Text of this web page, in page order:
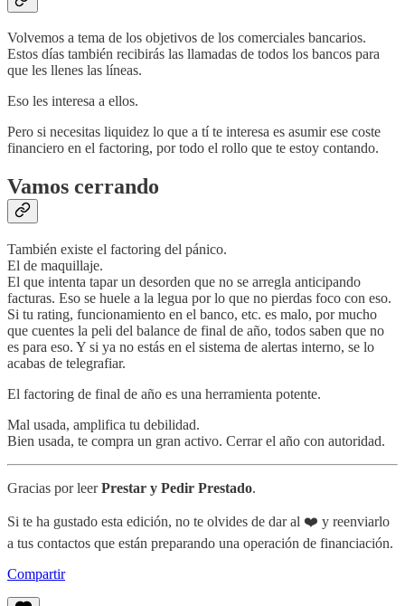
Volvemos a tema de los objetivos de los comerciales bancarios.
Estos días también recibirás las llamadas de todos los bancos para
que les llenes las líneas.
Eso les interesa a ellos.
Pero si necesitas liquidez lo que a tí te interesa es asumir ese coste
financiero en el factoring, por todo el rollo que te estoy contando.
Vamos cerrando
También existe el factoring del pánico.
El de maquillaje.
El que intenta tapar un desorden que no se arregla anticipando
facturas. Eso se huele a la legua por lo que no pierdas foco con eso.
Si tu rating, funcionamiento en el banco, etc. es malo, por mucho
que cuentes la peli del balance de final de año, todos saben que no
es para eso. Y si ya no estás en el sistema de alertas interno, se lo
acabas de telegrafiar.
El factoring de final de año es una herramienta potente.
Mal usada, amplifica tu debilidad.
Bien usada, te compra un gran activo. Cerrar el año con autoridad.
Gracias por leerPrestar y Pedir Prestado.
Si te ha gustado esta edición, no te olvides de dar al ❤️ y reenviarlo
a tus contactos que están preparando una operación de financiación.
Compartir